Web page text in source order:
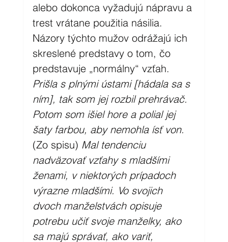
alebo dokonca vyžadujú nápravu a
trest vrátane použitia násilia.
Názory týchto mužov odrážajú ich
skreslené predstavy o tom, čo
predstavuje „normálny“ vzťah.
Prišla s plnými ústami [hádala sa s
ním], tak som jej rozbil prehrávač.
Potom som išiel hore a polial jej
šaty farbou, aby nemohla ísť von.
(Zo spisu) Mal tendenciu
nadväzovať vzťahy s mladšími
ženami, v niektorých prípadoch
výrazne mladšími. Vo svojich
dvoch manželstvách opisuje
potrebu učiť svoje manželky, ako
sa majú správať, ako variť,